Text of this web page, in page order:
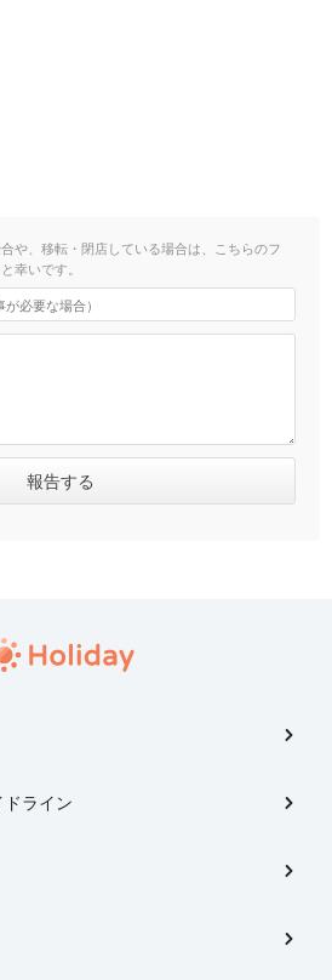
や、移転・閉店している場合は、こちらのフ
幸いです。
ライン